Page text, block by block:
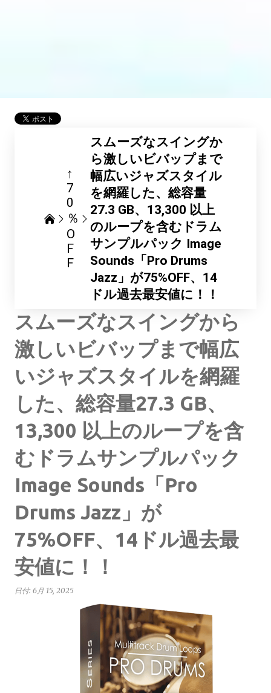
↑
7
0
％
O
F
F
スムーズなスイングか
ら激しいビバップまで
幅広いジャズスタイル
を網羅した、総容量
27.3 GB、13,300 以上
のループを含むドラム
サンプルパック Image
Sounds「Pro Drums
Jazz」が75%OFF、14
ドル過去最安値に！！
スムーズなスイングから
激しいビバップまで幅広
いジャズスタイルを網羅
した、総容量27.3 GB、
13,300 以上のループを含
むドラムサンプルパック
Image Sounds「Pro
Drums Jazz」が
75%OFF、14ドル過去最
安値に！！
日付: 6月 15, 2025